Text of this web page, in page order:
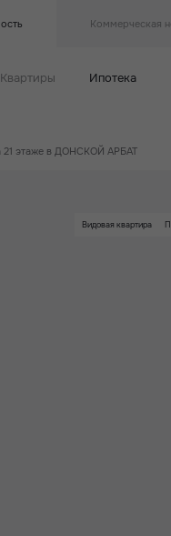
Коммерческая
Квартиры Ипотека
21 этаже в ДОНСКОЙ АРБАТ
Видовая квартира